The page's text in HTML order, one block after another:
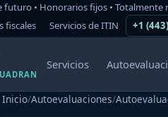
futuro • Honorarios fijos • Totalmente
fiscales Servicios de ITIN +1
Servicios
Inicio/Autoevaluaciones/